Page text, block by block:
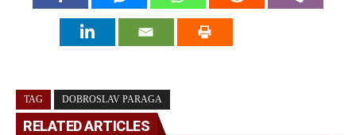
TAG DOBROSLAV PARAGA
RELATED ARTICLES